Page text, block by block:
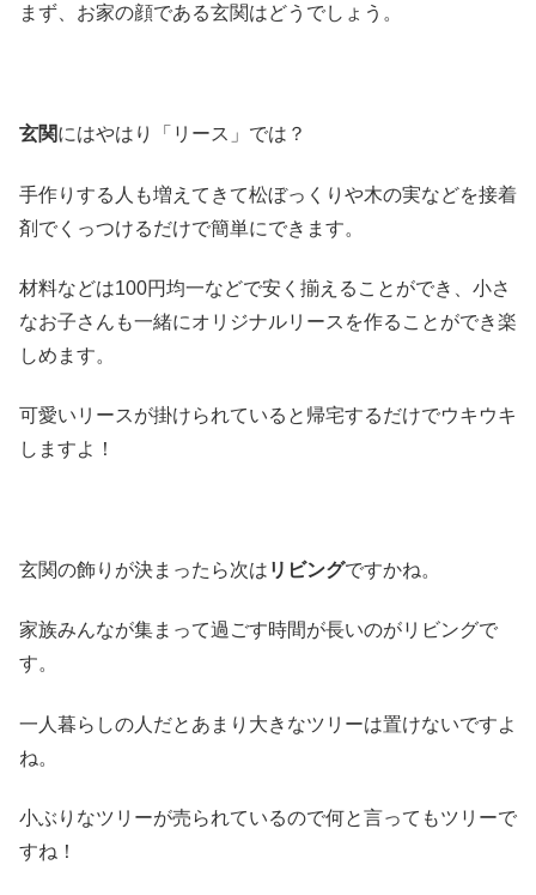
まず、お家の顔である玄関はどうでしょう。
玄関にはやはり「リース」では？
手作りする人も増えてきて松ぼっくりや木の実などを接着
剤でくっつけるだけで簡単にできます。
材料などは100円均一などで安く揃えることができ、小さ
なお子さんも一緒にオリジナルリースを作ることができ楽
しめます。
可愛いリースが掛けられていると帰宅するだけでウキウキ
しますよ！
玄関の飾りが決まったら次は リビングですかね。
家族みんなが集まって過ごす時間が長いのがリビングで
す。
一人暮らしの人だとあまり大きなツリーは置けないですよ
ね。
小ぶりなツリーが売られているので何と言ってもツリーで
すね！